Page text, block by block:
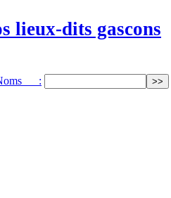
lieux-dits gascons
: